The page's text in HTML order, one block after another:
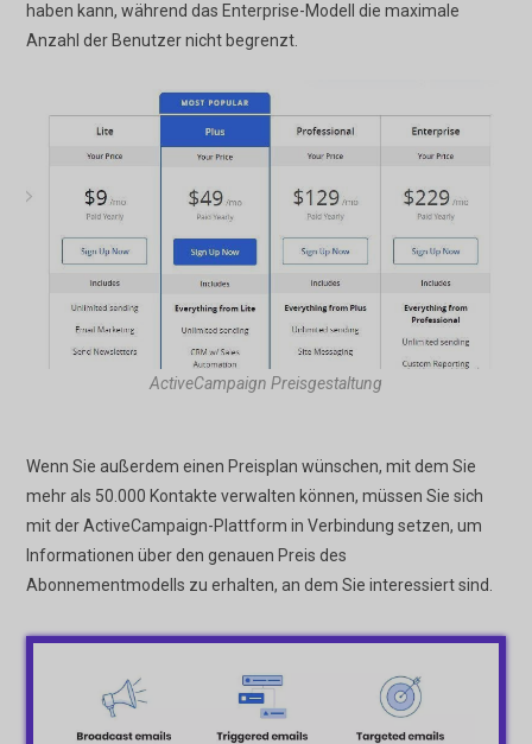
haben kann, während das Enterprise-Modell die maximale
Anzahl der Benutzer nicht begrenzt.
ActiveCampaign Preisgestaltung
Wenn Sie außerdem einen Preisplan wünschen, mit dem Sie
mehr als 50.000 Kontakte verwalten können, müssen Sie sich
mit der ActiveCampaign-Plattform in Verbindung setzen, um
Informationen über den genauen Preis des
Abonnementmodells zu erhalten, an dem Sie interessiert sind.